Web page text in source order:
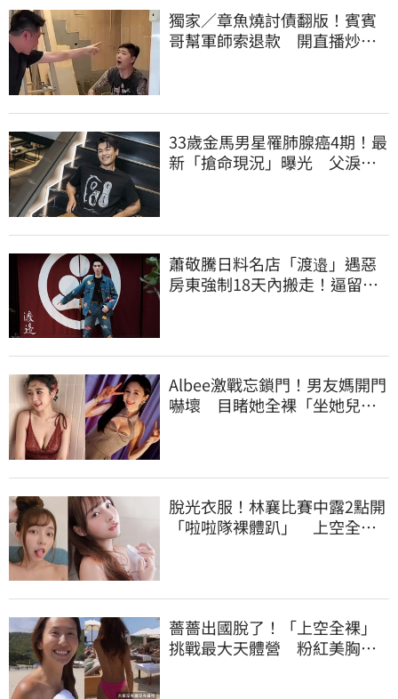
獨家／章魚燒討債翻版！賓賓
哥幫軍師索退款 開直播炒作
33歲金馬男星罹肺腺癌4期！最
新「搶命現況」曝光 父淚
蕭敬騰日料名店「渡邉」遇惡
房東強制18天內搬走！逼留裝
Albee激戰忘鎖門！男友媽開門
嚇壞 目睹她全裸「坐她兒子
脫光衣服！林襄比賽中露2點開
「啦啦隊裸體趴」 上空全裸
薔薔出國脫了！「上空全裸」
挑戰最大天體營 粉紅美胸被